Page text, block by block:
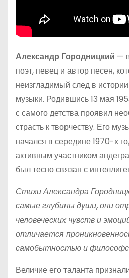
Александр Городницкий —
поэт, певец и автор песен,
неизгладимый след в
музыки. Родившись 13 мая
с самого детства проявил
страсть к творчеству. Его
начался в середине 1970-х
активным участником
был тесно связан с
Стихи Александра
самые глубины души, они
человеческих чувств и
отличается
самобытностью и
Величие его таланта